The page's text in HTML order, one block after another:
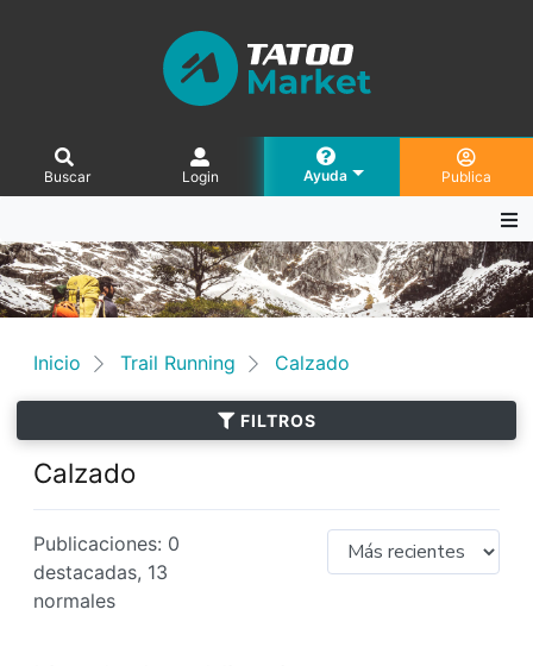
Buscar Login Ayuda Publica
Inicio Trail Running Calzado
FILTROS
Calzado
Publicaciones: 0
destacadas, 13
normales